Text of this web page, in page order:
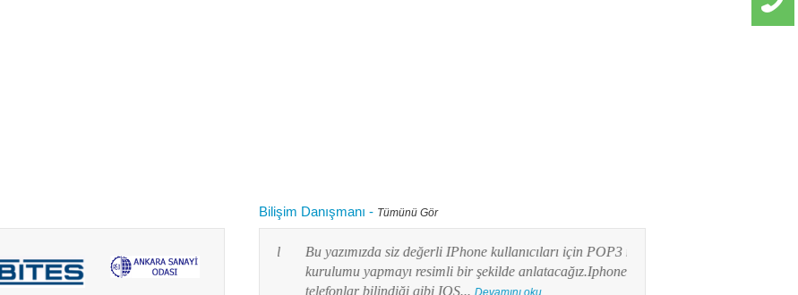
Bilişim Danışmanı - Tümünü Gör
aklınızdan zaman zaman bu soru
Bu yazımızda siz değerli IPhone kullanıcıları için POP3 mail
kurulumu yapmayı resimli bir şekilde anlatacağız.Iphone
telefonlar bilindiği gibi IOS...Devamını oku...